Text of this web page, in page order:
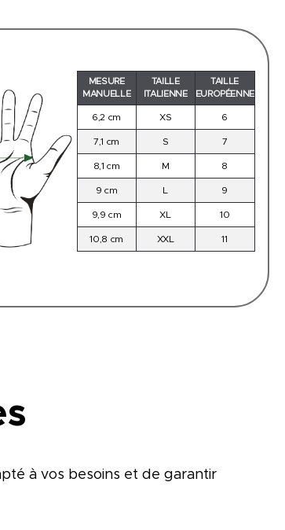
MESURE
MANUELLE
TAILLE
ITALIENNE
TAILLE
EUROPÉENNE
6,2 cm XS 6
7,1 cm S 7
8,1 cm M 8
9 cm 9
9,9 cm XL 10
10,8 cm XXL 11
à vos besoins et de garantir